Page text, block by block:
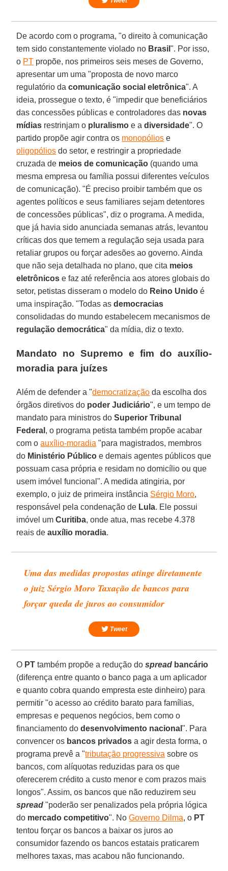
De acordo com o programa, "o direito à comunicação
tem sido constantemente violado no Brasil". Por isso,
o PT propõe, nos primeiros seis meses de Governo,
apresentar um uma "proposta de novo marco
regulatório da comunicação social eletrônica". A
ideia, prossegue o texto, é "impedir que beneficiários
das concessões públicas e controladores das novas
mídias restrinjam o pluralismoe a diversidade". O
partido propõe agir contra os monopólios e
oligopólios do setor, e restringir a propriedade
cruzada de meios de comunicação (quando uma
mesma empresa ou família possui diferentes veículos
de comunicação). "É preciso proibir também que os
agentes políticos e seus familiares sejam detentores
de concessões públicas", diz o programa. A medida,
que já havia sido anunciada semanas atrás, levantou
críticas dos que temem a regulação seja usada para
retaliar grupos ou forçar adesões ao governo. Ainda
que não seja detalhada no plano, que cita meios
eletrônicos e faz até referência aos atores globais do
setor, petistas disseram o modelo do Reino Unido é
uma inspiração. "Todas asdemocracias
consolidadas do mundo estabelecem mecanismos de
regulação democrática" da mídia, diz o texto.
Mandato no Supremo e fim do auxílio-
moradia para juízes
Além de defender a "democratização da escolha dos
órgãos diretivos do poder Judiciário", e um tempo de
mandato para ministros doSuperior Tribunal
Federal , o programa petista também propõe acabar
com oauxílio-moradia "para magistrados, membros
do Ministério Público e demais agentes públicos que
possuam casa própria e residam no domicílio ou que
usem imóvel funcional". A medida atingiria, por
exemplo, o juiz de primeira instância Sérgio Moro,
responsável pela condenação de Lula. Ele possui
imóvel umCuritiba, onde atua, mas recebe 4.378
reais deauxílio moradia.
Uma das medidas propostas atinge diretamente
o juiz Sérgio Moro Taxação de bancos para
forçar queda de juros ao consumidor
Tweet
O PT também propõe a redução dospread bancário
(diferença entre quanto o banco paga a um aplicador
e quanto cobra quando empresta este dinheiro) para
permitir "o acesso ao crédito barato para famílias,
empresas e pequenos negócios, bem como o
financiamento do desenvolvimento nacional". Para
convencer os bancos privados a agir desta forma, o
programa prevê a "tributação progressiva sobre os
bancos, com alíquotas reduzidas para os que
oferecerem crédito a custo menor e com prazos mais
longos". Assim, os bancos que não reduzirem seu
spread "poderão ser penalizados pela própria lógica
do mercado competitivo". NoGoverno Dilma, o PT
tentou forçar os bancos a baixar os juros ao
consumidor fazendo os bancos estatais praticarem
melhores taxas, mas acabou não funcionando.